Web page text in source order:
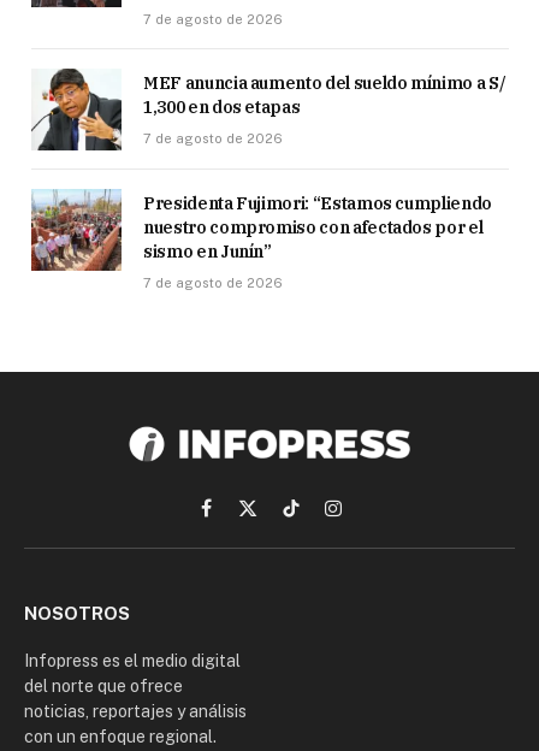
7 de agosto de 2026
MEF anuncia aumento del sueldo mínimo a S/
1,300 en dos etapas
7 de agosto de 2026
Presidenta Fujimori: “Estamos cumpliendo
nuestro compromiso con afectados por el
sismo en Junín”
7 de agosto de 2026
Facebook
X
(Twitter)
TikTokInstagram
NOSOTROS
Infopress es el medio digital
del norte que ofrece
noticias, reportajes y análisis
con un enfoque regional.